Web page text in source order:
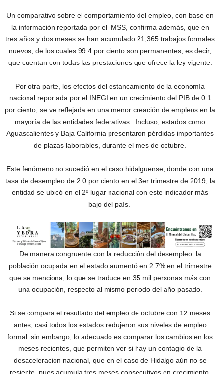
Un comparativo sobre el comportamiento del empleo, con base en
la información reportada por el IMSS, confirma además, que en
tres años y dos meses se han acumulado 21,365 trabajos formales
nuevos, de los cuales 99.4 por ciento son permanentes, es decir,
que cuentan con todas las prestaciones que ofrece la ley vigente.
Por otra parte, los efectos del estancamiento de la economía
nacional reportada por el INEGI en un crecimiento del PIB de 0.1
por ciento, se ve reflejada en una menor creación de empleos en la
mayoría de las entidades federativas. Incluso, estados como
Aguascalientes y Baja California presentaron pérdidas importantes
de plazas laborables, durante el mes de octubre.
Este fenómeno no sucedió en el caso hidalguense, donde con una
tasa de desempleo de 2.0 por ciento en el 3er trimestre de 2019, la
entidad se ubicó en el 2º lugar nacional con este indicador más
bajo del país.
De manera congruente con la reducción del desempleo, la
población ocupada en el estado aumentó en 2.7% en el trimestre
que se menciona, lo que se traduce en 35 mil personas más con
una ocupación, respecto al mismo periodo del año pasado.
Si se compara el resultado del empleo de octubre con 12 meses
antes, casi todos los estados redujeron sus niveles de empleo
formal; sin embargo, lo adecuado es comparar los cambios en los
meses recientes, que permiten ver si hay un contagio de la
desaceleración nacional, que en el caso de Hidalgo aún no se
resiente, pues acumula tres meses consecutivos en crecimiento,